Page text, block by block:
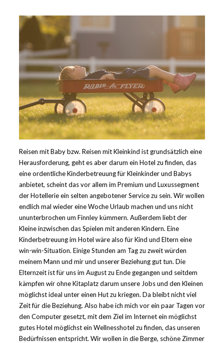
Reisen mit Baby bzw. Reisen mit Kleinkind ist grundsätzlich eine
Herausforderung, geht es aber darum ein Hotel zu finden, das
eine ordentliche Kinderbetreuung für Kleinkinder und Babys
anbietet, scheint das vor allem im Premium und Luxussegment
der Hotellerie ein selten angebotener Service zu sein. Wir wollen
endlich mal wieder eine Woche Urlaub machen und uns nicht
ununterbrochen um Finnley kümmern. Außerdem liebt der
Kleine inzwischen das Spielen mit anderen Kindern. Eine
Kinderbetreuung im Hotel wäre also für Kind und Eltern eine
win-win-Situation. Einige Stunden am Tag zu zweit würden
meinem Mann und mir und unserer Beziehung gut tun. Die
Elternzeit ist für uns im August zu Ende gegangen und seitdem
kämpfen wir ohne Kitaplatz darum unsere Jobs und den Kleinen
möglichst ideal unter einen Hut zu kriegen. Da bleibt nicht viel
Zeit für die Beziehung. Also habe ich mich vor ein paar Tagen vor
den Computer gesetzt, mit dem Ziel im Internet ein möglichst
gutes Hotel möglichst ein Wellnesshotel zu finden, das unseren
Bedürfnissen entspricht. Wir wollen in die Berge, schöne Zimmer